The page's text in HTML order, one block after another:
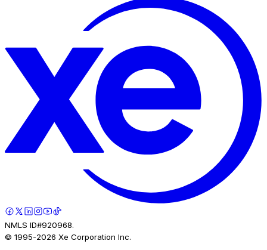
NMLS ID#920968.
© 1995-2026 Xe Corporation Inc.